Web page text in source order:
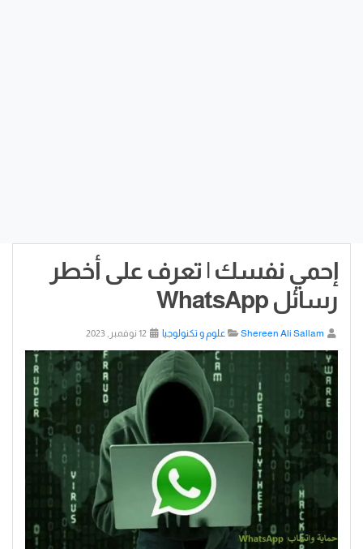
إحمي نفسك | تعرف على أخطر
رسائل WhatsApp
Shereen Ali Sallam علوم و تكنولوجيا